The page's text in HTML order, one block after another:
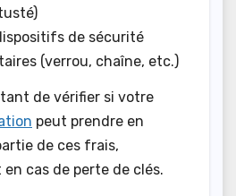
de sécurité
(verrou, chaîne, etc.)
de vérifier si votre
peut prendre en
de ces frais,
cas de perte de clés.